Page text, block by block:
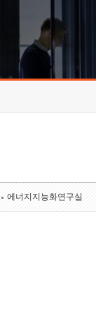
에너지지능화연구실